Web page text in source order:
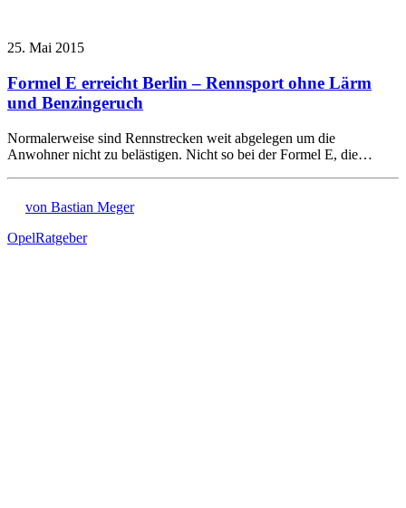
25. Mai 2015
Formel E erreicht Berlin – Rennsport ohne Lärm
und Benzingeruch
Normalerweise sind Rennstrecken weit abgelegen um die
Anwohner nicht zu belästigen. Nicht so bei der Formel E, die…
von Bastian Meger
OpelRatgeber